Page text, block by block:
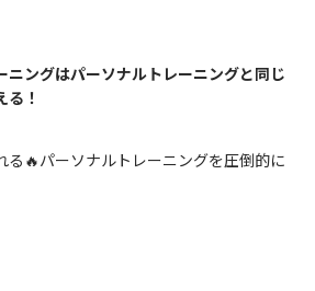
ニングはパーソナルトレーニングと同じ
る！
る🔥パーソナルトレーニングを圧倒的に